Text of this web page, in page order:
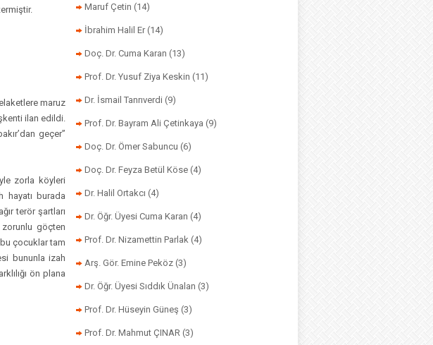
maruz
ilan edildi.
geçer”
zorla köyleri
burada
terör şartları
göçten
çocuklar tam
bununla izah
ön plana
Maruf Çetin (14)
İbrahim Halil Er (14)
Doç. Dr. Cuma Karan (13)
Prof. Dr. Yusuf Ziya Keskin (11)
Dr. İsmail Tanrıverdi (9)
Prof. Dr. Bayram Ali Çetinkaya (9)
Doç. Dr. Ömer Sabuncu (6)
Doç. Dr. Feyza Betül Köse (4)
Dr. Halil Ortakcı (4)
Dr. Öğr. Üyesi Cuma Karan (4)
Prof. Dr. Nizamettin Parlak (4)
Arş. Gör. Emine Peköz (3)
Dr. Öğr. Üyesi Sıddık Ünalan (3)
Prof. Dr. Hüseyin Güneş (3)
Prof. Dr. Mahmut ÇINAR (3)